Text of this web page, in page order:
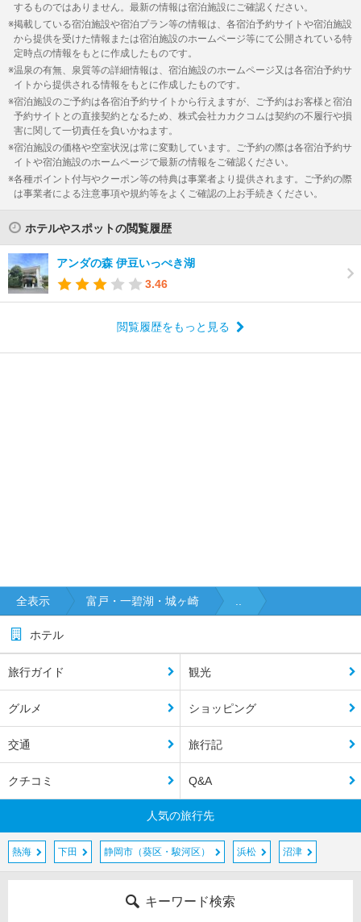
するものではありません。最新の情報は宿泊施設にご確認ください。
掲載している宿泊施設や宿泊プラン等の情報は、各宿泊予約サイトや宿泊施設
から提供を受けた情報または宿泊施設のホームページ等にて公開されている特
定時点の情報をもとに作成したものです。
温泉の有無、泉質等の詳細情報は、宿泊施設のホームページ又は各宿泊予約サ
イトから提供される情報をもとに作成したものです。
宿泊施設のご予約は各宿泊予約サイトから行えますが、ご予約はお客様と宿泊
予約サイトとの直接契約となるため、株式会社カカクコムは契約の不履行や損
害に関して一切責任を負いかねます。
宿泊施設の価格や空室状況は常に変動しています。ご予約の際は各宿泊予約サ
イトや宿泊施設のホームページで最新の情報をご確認ください。
各種ポイント付与やクーポン等の特典は事業者より提供されます。ご予約の際
は事業者による注意事項や規約等をよくご確認の上お手続きください。
ホテルやスポットの閲覧履歴
アンダの森 伊豆いっぺき湖
3.46
閲覧履歴をもっと見る
全表示 富戸・一碧湖・城ヶ崎
ホテル
旅行ガイド 観光
グルメ ショッピング
交通 旅行記
クチコミ Q&A
人気の旅行先
熱海 下田 静岡市（葵区・駿河区） 浜松 沼津
キーワード検索